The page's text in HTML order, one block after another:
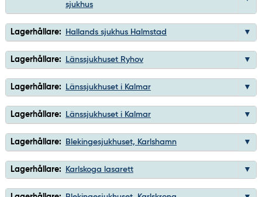
sjukhus
Lagerhållare: Hallands sjukhus Halmstad
Lagerhållare: Länssjukhuset Ryhov
Lagerhållare: Länssjukhuset i Kalmar
Lagerhållare: Länssjukhuset i Kalmar
Lagerhållare: Blekingesjukhuset, Karlshamn
Lagerhållare: Karlskoga lasarett